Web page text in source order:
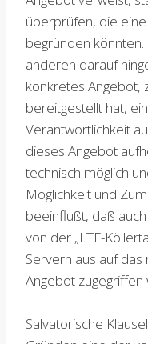
überprüfen, die
begründen
anderen darauf
konkretes Angebot,
bereitgestellt hat,
Verantwortlichkeit
dieses Angebot
technisch möglich
Möglichkeit und
beeinflußt, daß
von der „LTF-
Servern aus auf
Angebot zugegriffen
Salvatorische